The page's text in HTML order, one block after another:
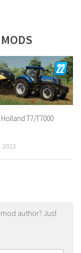
MODS
T7/T7000
2023
author? Just